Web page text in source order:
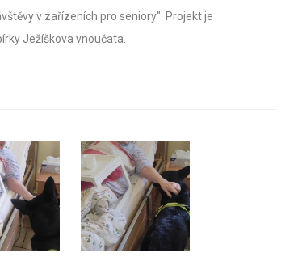
v zařízeních pro seniory". Projekt je
Ježíškova vnoučata.